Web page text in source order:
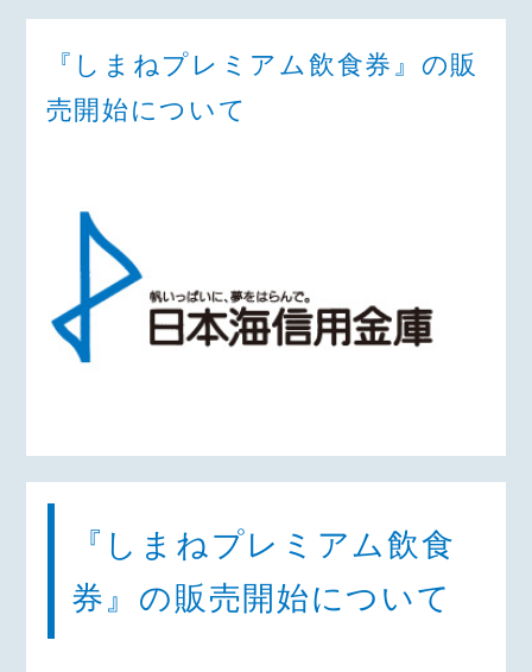
『しまねプレミアム飲食券』の販
売開始について
『しまねプレミアム飲食
券』の販売開始について